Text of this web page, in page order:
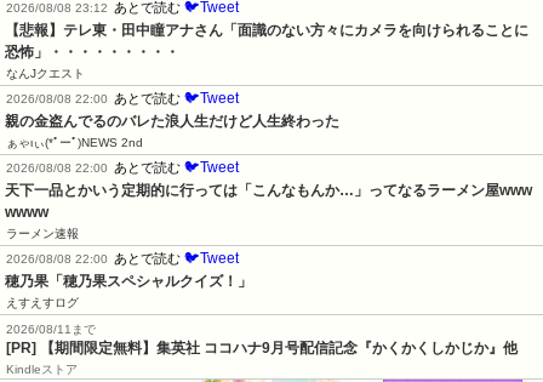
2026/08/08 23:12 あとで読む 🐦Tweet
【悲報】テレ東・田中瞳アナさん「面識のない方々にカメラを向けられることに
恐怖」・・・・・・・・・
なんJクエスト
2026/08/08 22:00
あとで読む 🐦Tweet
親の金盗んでるのバレた浪人生だけど人生終わった
ぁゃιぃ(*ﾟーﾟ)NEWS 2nd
2026/08/08 22:00
あとで読む 🐦Tweet
天下一品とかいう定期的に行っては「こんなもんか…」ってなるラーメン屋www
wwww
ラーメン速報
2026/08/08 22:00
あとで読む 🐦Tweet
穂乃果「穂乃果スペシャルクイズ！」
えすえすログ
2026/08/11まで
[PR] 【期間限定無料】集英社 ココハナ9月号配信記念『かくかくしかじか』他
Kindleストア